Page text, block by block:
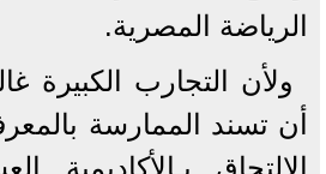
الرياضة المصرية.
ولأن التجارب الكبيرة
أن تسند الممارسة
الإلتحاق بـالأكاديمية